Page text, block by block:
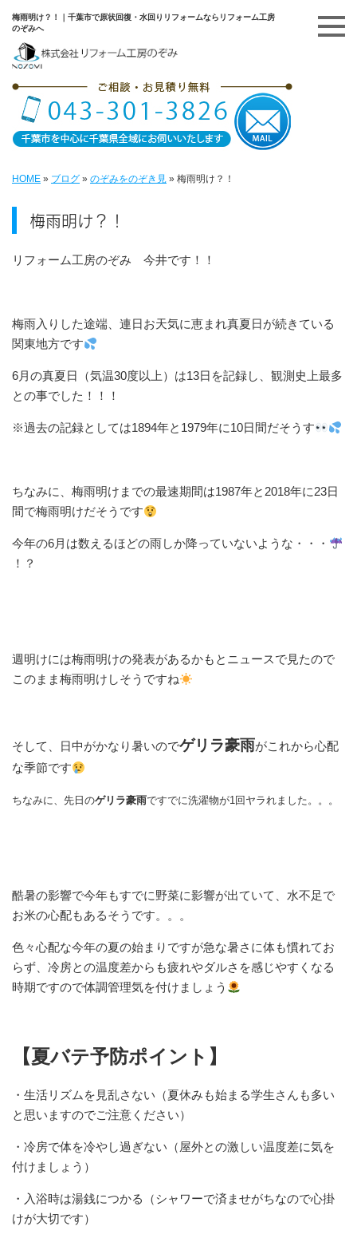
梅雨明け？！｜千葉市で原状回復・水回りリフォームならリフォーム工房
のぞみへ
HOME » ブログ » のぞみをのぞき見 » 梅雨明け？！
梅雨明け？！
リフォーム工房のぞみ 今井です！！
梅雨入りした途端、連日お天気に恵まれ真夏日が続きている
関東地方です
6月の真夏日（気温30度以上）は13日を記録し、観測史上最多
との事でした！！！
※過去の記録としては1894年と1979年に10日間だそうす
ちなみに、梅雨明けまでの最速期間は1987年と2018年に23日
間で梅雨明けだそうです
今年の6月は数えるほどの雨しか降っていないような・・・
！？
週明けには梅雨明けの発表があるかもとニュースで見たので
このまま梅雨明けしそうですね
そして、日中がかなり暑いのでゲリラ豪雨がこれから心配
な季節です
ちなみに、先日のゲリラ豪雨ですでに洗濯物が1回ヤラれました。。。
酷暑の影響で今年もすでに野菜に影響が出ていて、水不足で
お米の心配もあるそうです。。。
色々心配な今年の夏の始まりですが急な暑さに体も慣れてお
らず、冷房との温度差からも疲れやダルさを感じやすくなる
時期ですので体調管理気を付けましょう
【夏バテ予防ポイント】
・生活リズムを見乱さない（夏休みも始まる学生さんも多い
と思いますのでご注意ください）
・冷房で体を冷やし過ぎない（屋外との激しい温度差に気を
付けましょう）
・入浴時は湯銭につかる（シャワーで済ませがちなので心掛
けが大切です）